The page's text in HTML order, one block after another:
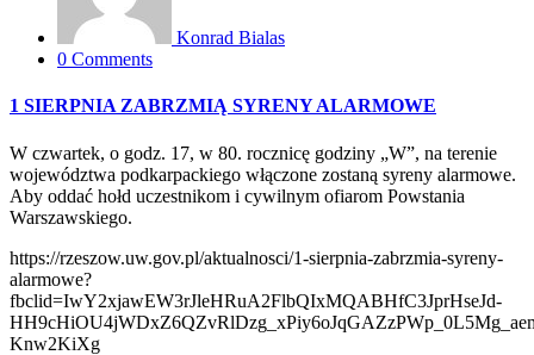
Konrad Bialas
0 Comments
1 SIERPNIA ZABRZMIĄ SYRENY ALARMOWE
W czwartek, o godz. 17, w 80. rocznicę godziny „W”, na terenie
województwa podkarpackiego włączone zostaną syreny alarmowe.
Aby oddać hołd uczestnikom i cywilnym ofiarom Powstania
Warszawskiego.
https://rzeszow.uw.gov.pl/aktualnosci/1-sierpnia-zabrzmia-syreny-
alarmowe?
fbclid=IwY2xjawEW3rJleHRuA2FlbQIxMQABHfC3JprHseJd-
Knw2KiXg